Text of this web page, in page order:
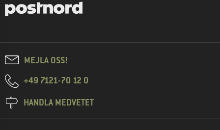
MEJLA OSS!
+49 7121-70 12 0
HANDLA MEDVETET